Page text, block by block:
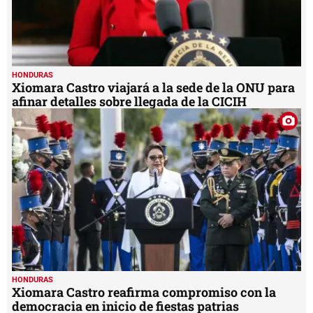
HONDURAS
Xiomara Castro viajará a la sede de la ONU para
afinar detalles sobre llegada de la CICIH
HONDURAS
Xiomara Castro reafirma compromiso con la
democracia en inicio de fiestas patrias